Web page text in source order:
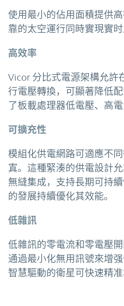
使用最小的佔用面積提供
靠的太空運行同時實現實时
高效率
Vicor 分比式電源架構允許
行電壓轉換，可顯著降低
了板載處理器低電壓、高電
可擴充性
模組化供電網路可適應不
寘。這種緊湊的供電設計
無縫集成，支持長期可持
的發展持續優化其效能。
低雜訊
低雜訊的零電流和零電壓開
通過最小化無用訊號來增
智慧驅動的衛星可快速精准